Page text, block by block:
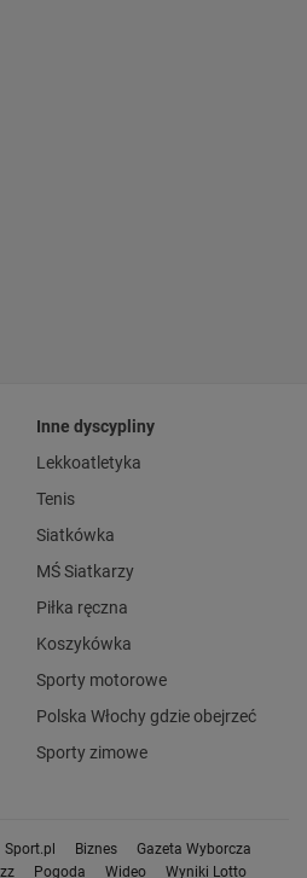
Inne dyscypliny
Lekkoatletyka
Tenis
Siatkówka
MŚ Siatkarzy
Piłka ręczna
Koszykówka
Sporty motorowe
Polska Włochy gdzie obejrzeć
Sporty zimowe
Sport.pl Biznes
Gazeta Wyborcza
Pogoda Wideo Wyniki Lotto